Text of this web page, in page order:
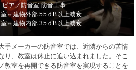
ピアノ防音室 防音工事
室⇔建物外部 55ｄB以上減衰
⇔建物内部 35ｄB以上減衰
手メーカーの防音室では、近隣からの苦情
り、教室は休止に追い込まれました。そこ
教室を再開できる防音室を実現することを